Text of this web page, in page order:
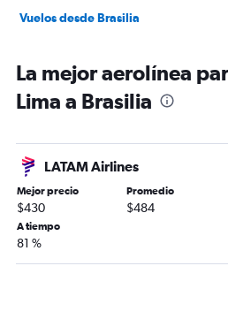
Vuelos desde Brasilia
La mejor aerolínea
Lima a Brasilia
LATAM Airlines
Mejor precio
$430
Promedio
$484
A tiempo
81 %